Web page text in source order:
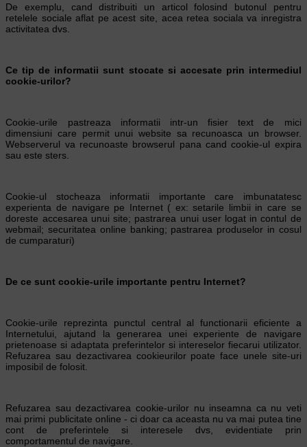
De exemplu, cand distribuiti un articol folosind butonul pentru
retelele sociale aflat pe acest site, acea retea sociala va inregistra
activitatea dvs.
Ce tip de informatii sunt stocate si accesate prin intermediul
cookie-urilor?
Cookie-urile pastreaza informatii intr-un fisier text de mici
dimensiuni care permit unui website sa recunoasca un browser.
Webserverul va recunoaste browserul pana cand cookie-ul expira
sau este sters.
Cookie-ul stocheaza informatii importante care imbunatatesc
experienta de navigare pe Internet ( ex: setarile limbii in care se
doreste accesarea unui site; pastrarea unui user logat in contul de
webmail; securitatea online banking; pastrarea produselor in cosul
de cumparaturi)
De ce sunt cookie-urile importante pentru Internet?
Cookie-urile reprezinta punctul central al functionarii eficiente a
Internetului, ajutand la generarea unei experiente de navigare
prietenoase si adaptata preferintelor si intereselor fiecarui utilizator.
Refuzarea sau dezactivarea cookieurilor poate face unele site-uri
imposibil de folosit.
Refuzarea sau dezactivarea cookie-urilor nu inseamna ca nu veti
mai primi publicitate online - ci doar ca aceasta nu va mai putea tine
cont de preferintele si interesele dvs, evidentiate prin
comportamentul de navigare.